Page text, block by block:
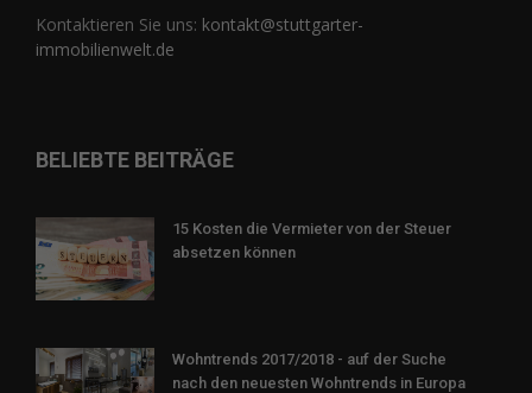
Kontaktieren Sie uns: kontakt@stuttgarter-
immobilienwelt.de
BELIEBTE BEITRÄGE
15 Kosten die Vermieter von der Steuer
absetzen können
Wohntrends 2017/2018 - auf der Suche
nach den neuesten Wohntrends in Europa